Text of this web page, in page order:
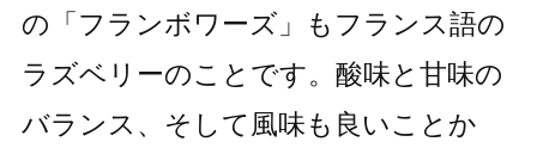
の「フランボワーズ」もフランス語の
ラズベリーのことです。酸味と甘味の
バランス、そして風味も良いことか